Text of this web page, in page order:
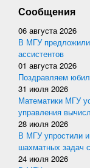
Сообщения
06 августа 2026
В МГУ
ассистентов
01 августа 2026
Поздравляем
31 июля 2026
Математики МГУ
управления
28 июля 2026
В МГУ упростили и
шахматных задач
24 июля 2026